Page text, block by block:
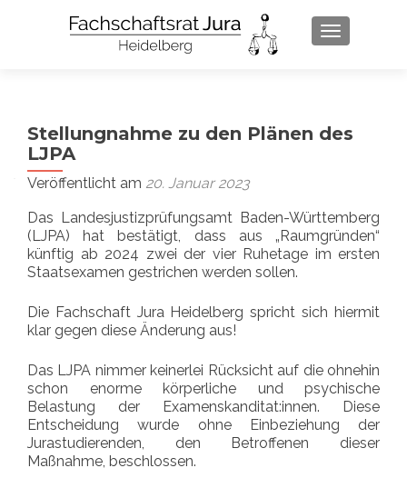
SCHALTE
Stellungnahme zu den Plänen des
LJPA
Veröffentlicht am 20. Januar 2023
Das Landesjustizprüfungsamt Baden-Württemberg
(LJPA) hat bestätigt, dass aus „Raumgründen“
künftig ab 2024 zwei der vier Ruhetage im ersten
Staatsexamen gestrichen werden sollen.
Die Fachschaft Jura Heidelberg spricht sich hiermit
klar gegen diese Änderung aus!
Das LJPA nimmer keinerlei Rücksicht auf die ohnehin
schon enorme körperliche und psychische
Belastung der Examenskanditat:innen. Diese
Entscheidung wurde ohne Einbeziehung der
Jurastudierenden, den Betroffenen dieser
Maßnahme, beschlossen.